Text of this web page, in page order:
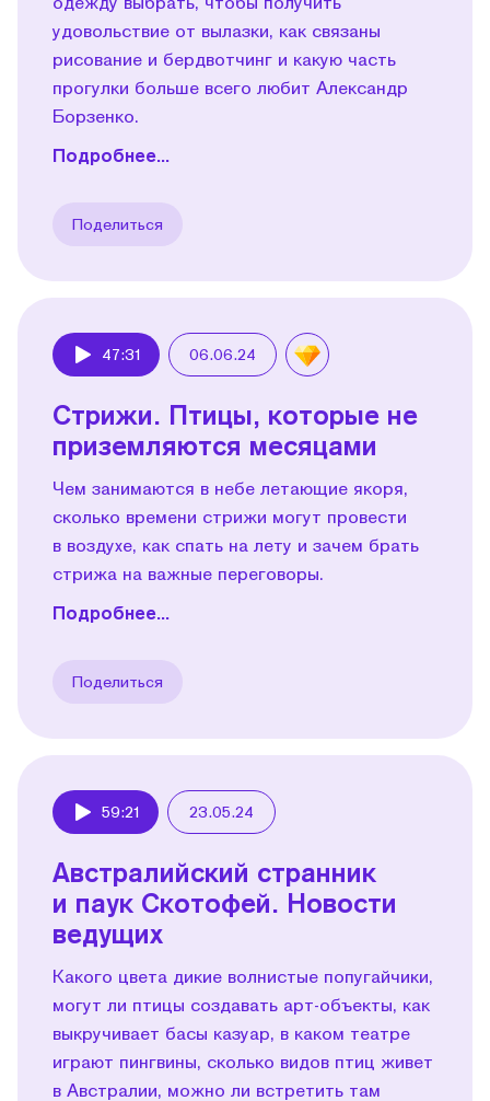
удовольствие от вылазки, как связаны
рисование и бердвотчинг и какую часть
прогулки больше всего любит Александр
Борзенко.
Подробнее...
Поделиться
47:31 06.06.24
Стрижи. Птицы, которые не
приземляются месяцами
Чем занимаются в небе летающие якоря,
сколько времени стрижи могут провести
в воздухе, как спать на лету и зачем брать
стрижа на важные переговоры.
Подробнее...
Поделиться
59:21 23.05.24
Австралийский странник
и паук Скотофей. Новости
ведущих
Какого цвета дикие волнистые попугайчики,
могут ли птицы создавать арт-объекты, как
выкручивает басы казуар, в каком театре
играют пингвины, сколько видов птиц живет
в Австралии, можно ли встретить там